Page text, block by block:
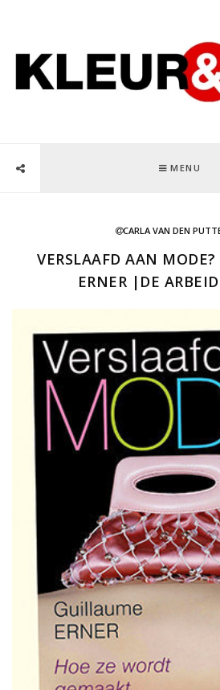
MENU
CARLA VAN DEN
VERSLAAFD AAN
ERNER |DE